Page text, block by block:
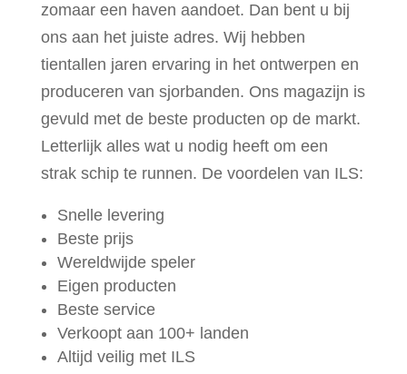
zomaar een haven aandoet. Dan bent u bij
ons aan het juiste adres. Wij hebben
tientallen jaren ervaring in het ontwerpen en
produceren van sjorbanden. Ons magazijn is
gevuld met de beste producten op de markt.
Letterlijk alles wat u nodig heeft om een
strak schip te runnen. De voordelen van ILS:
Snelle levering
Beste prijs
Wereldwijde speler
Eigen producten
Beste service
Verkoopt aan 100+ landen
Altijd veilig met ILS